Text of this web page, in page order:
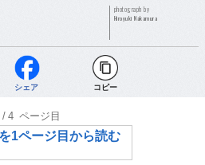
photograph by
Hiroyuki Nakamura
シェア コピー
/4 ページ目
1ページ目から読む